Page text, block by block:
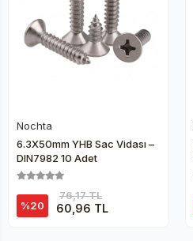
Nochta
6.3X50mm YHB Sac Vidası –
DIN7982 10 Adet
%20
76,17 TL
60,96 TL